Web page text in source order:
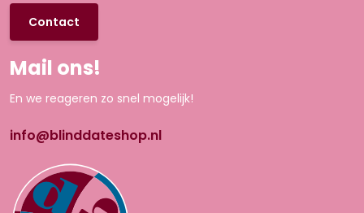
Contact
Mail ons!
En we reageren zo snel mogelijk!
info@blinddateshop.nl